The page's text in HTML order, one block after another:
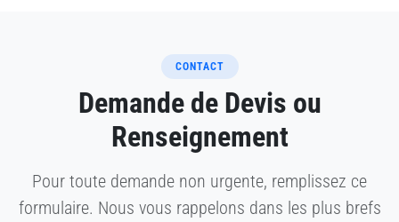
CONTACT
Demande de Devis ou
Renseignement
Pour toute demande non urgente, remplissez ce
formulaire. Nous vous rappelons dans les plus brefs